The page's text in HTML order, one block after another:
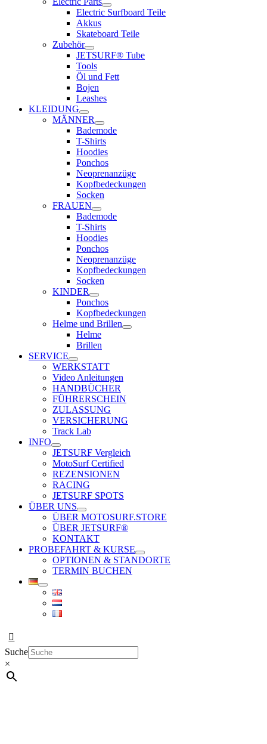
Electric Surfboard Teile
Akkus
Skateboard Teile
Zubehör
JETSURF® Tube
Tools
Öl und Fett
Bojen
Leashes
KLEIDUNG
MÄNNER
Bademode
T-Shirts
Hoodies
Ponchos
Neoprenanzüge
Kopfbedeckungen
Socken
FRAUEN
Bademode
T-Shirts
Hoodies
Ponchos
Neoprenanzüge
Kopfbedeckungen
Socken
KINDER
Ponchos
Kopfbedeckungen
Helme und Brillen
Helme
Brillen
SERVICE
WERKSTATT
Video Anleitungen
HANDBÜCHER
FÜHRERSCHEIN
ZULASSUNG
VERSICHERUNG
Track Lab
INFO
JETSURF Vergleich
MotoSurf Certified
REZENSIONEN
RACING
JETSURF SPOTS
ÜBER UNS
ÜBER MOTOSURF.STORE
ÜBER JETSURF®
KONTAKT
PROBEFAHRT & KURSE
OPTIONEN & STANDORTE
TERMIN BUCHEN
Suche
×